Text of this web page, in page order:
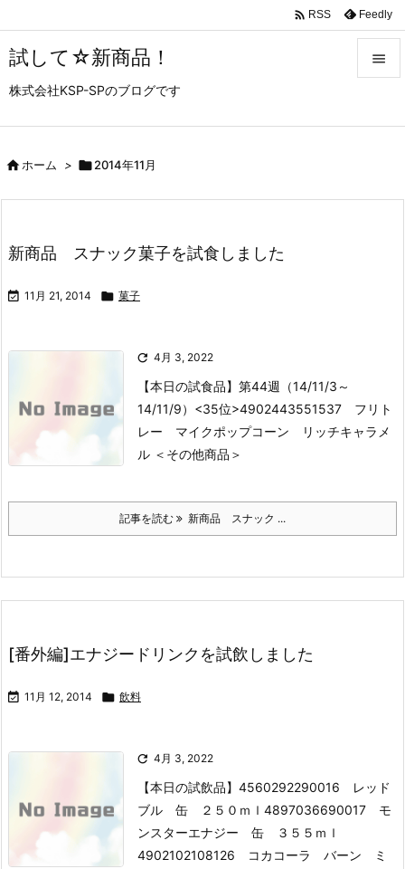
試して☆新商品！
株式会社KSP-SPのブログです

 RSS Feedly
ホーム > 2014年11月
新商品 スナック菓子を試食しました
 11月 21, 2014  菓子
 4月 3, 2022
【本日の試食品】第44週（14/11/3～
14/11/9） <35位>4902443551537 フリト
レー マイクポップコーン リッチキャラメ
ル ＜その他商品＞
記事を読む 新商品 スナック ...
[番外編]エナジードリンクを試飲しました
 11月 12, 2014  飲料
 4月 3, 2022
【本日の試飲品】 4560292290016 レッド
ブル 缶 ２５０ｍｌ 4897036690017 モ
ンスターエナジー 缶 ３５５ｍｌ
4902102108126 コカコーラ バーン ミ